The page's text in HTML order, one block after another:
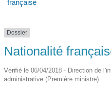
française
Dossier
Nationalité
Vérifié le 06/04/2018 - Direction de
administrative (Première ministre)